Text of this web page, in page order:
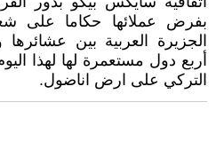
بفرض عملائها حكاما على
الجزيرة العربية بين
أربع دول مستعمرة لها لهذا
التركي على ارض اناضول.